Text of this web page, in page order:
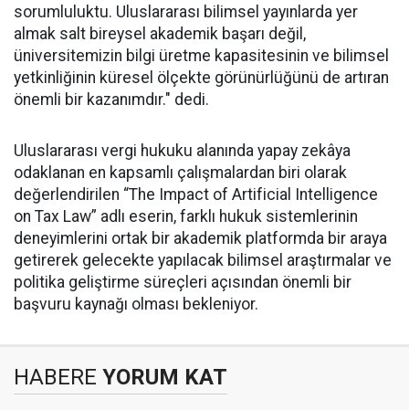
sorumluluktu. Uluslararası bilimsel yayınlarda yer
almak salt bireysel akademik başarı değil,
üniversitemizin bilgi üretme kapasitesinin ve bilimsel
yetkinliğinin küresel ölçekte görünürlüğünü de artıran
önemli bir kazanımdır." dedi.
Uluslararası vergi hukuku alanında yapay zekâya
odaklanan en kapsamlı çalışmalardan biri olarak
değerlendirilen “The Impact of Artificial Intelligence
on Tax Law” adlı eserin, farklı hukuk sistemlerinin
deneyimlerini ortak bir akademik platformda bir araya
getirerek gelecekte yapılacak bilimsel araştırmalar ve
politika geliştirme süreçleri açısından önemli bir
başvuru kaynağı olması bekleniyor.
HABERE YORUM KAT